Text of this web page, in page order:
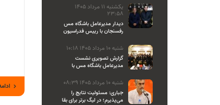
یکشنبه 11 مرداد 1405
23:58
دیدار مدیرعامل باشگاه مس
رفسنجان با رییس فدراسیون
شنبه 10 مرداد 1405 10:18
گزارش تصویری نشست
مدیرعامل باشگاه مس با
شنبه 10 مرداد 1405 08:39
جباری: مسئولیت نتایج را
می‌پذیرم؛ در لیگ برتر برای بقا